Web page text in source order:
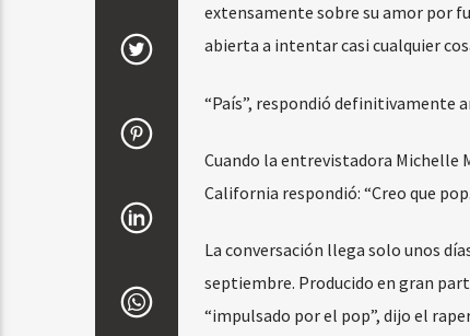
extensamente sobre su amor por
abierta a intentar casi cualquier
“País”, respondió definitivamente
Cuando la entrevistadora Michelle
California respondió: “Creo que
La conversación llega solo unos
septiembre. Producido en gran
“impulsado por el pop”, dijo el